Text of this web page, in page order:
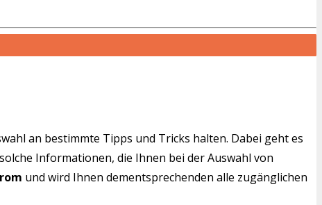
an bestimmte Tipps und Tricks halten. Dabei geht es
Informationen, die Ihnen bei der Auswahl von
und wird Ihnen dementsprechenden alle zugänglichen